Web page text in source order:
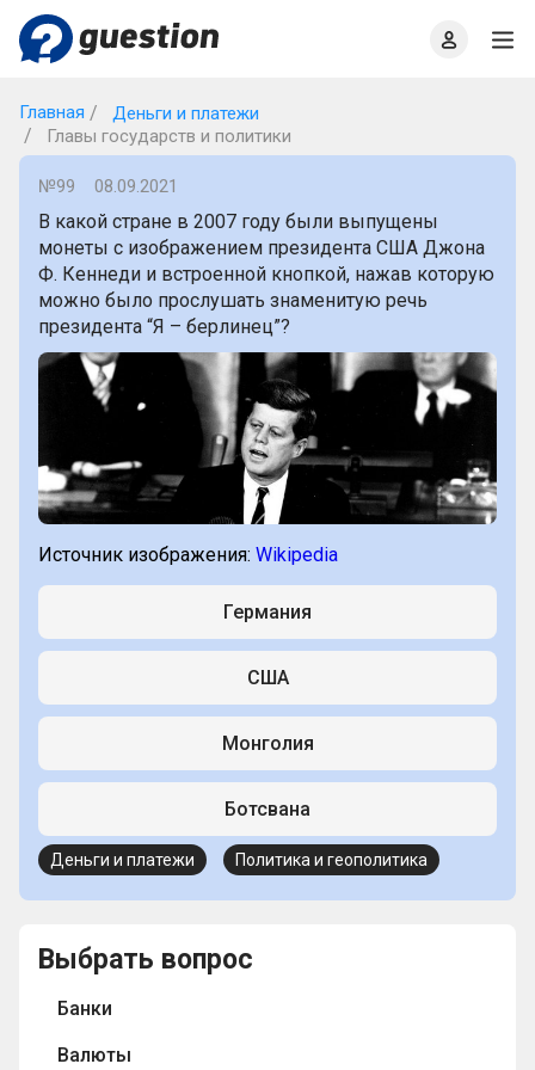
Главная
Деньги и платежи
Главы государств и политики
№99 08.09.2021
В какой стране в 2007 году были выпущены
монеты с изображением президента США Джона
Ф. Кеннеди и встроенной кнопкой, нажав которую
можно было прослушать знаменитую речь
президента “Я – берлинец”?
Источник изображения: Wikipedia
Германия
США
Монголия
Ботсвана
Деньги и платежи Политика и геополитика
Выбрать вопрос
Банки
Валюты